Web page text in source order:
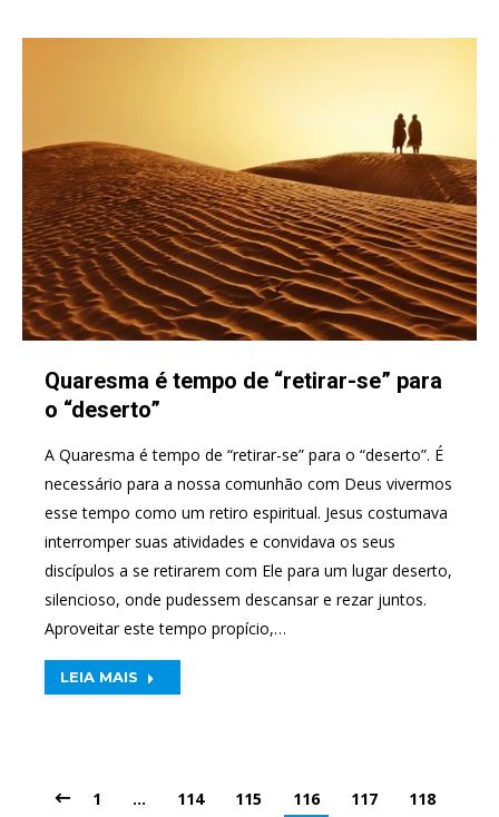
Quaresma é tempo de “retirar-se” para
o “deserto”​
A Quaresma é tempo de “retirar-se” para o “deserto”. É
necessário para a nossa comunhão com Deus vivermos
esse tempo como um retiro espiritual. Jesus costumava
interromper suas atividades e convidava os seus
discípulos a se retirarem com Ele para um lugar deserto,
silencioso, onde pudessem descansar e rezar juntos. ​
Aproveitar este tempo propício,…
LEIA MAIS
1 … 114 115 116 117
118